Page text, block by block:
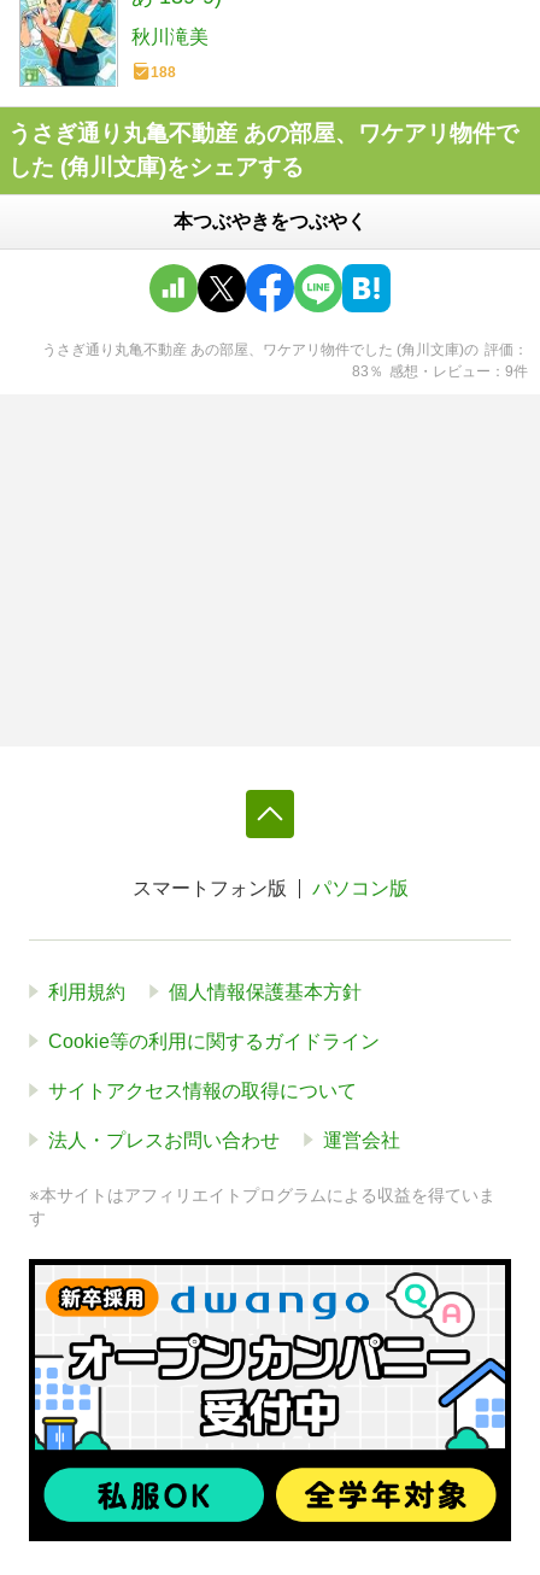
秋川滝美
188
うさぎ通り丸亀不動産 あの部屋、ワケアリ物件で
した (角川文庫)をシェアする
本つぶやきをつぶやく
うさぎ通り丸亀不動産 あの部屋、ワケアリ物件でした (角川文庫)の 評価
83 ％ 感想・レビュー 9件
スマートフォン版 パソコン版
利用規約 個人情報保護基本方針
Cookie等の利用に関するガイドライン
サイトアクセス情報の取得について
法人・プレスお問い合わせ 運営会社
※本サイトはアフィリエイトプログラムによる収益を得ていま
す